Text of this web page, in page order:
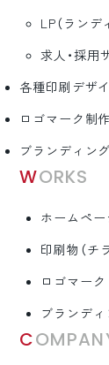
LP（ラン
求人・採用
各種印刷デザ
ロゴマーク制作
ブランディング
WORKS
ホームペー
印刷物（チ
ロゴマーク
ブランディ